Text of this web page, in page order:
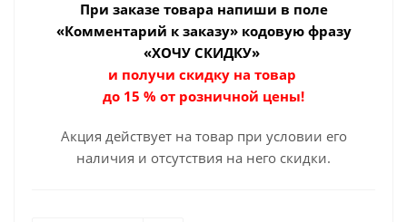
При заказе товара напиши в поле
«Комментарий к заказу» кодовую фразу
«ХОЧУ СКИДКУ»
и получи скидку на товар
до 15 % от розничной цены!
Акция действует на товар при условии его
наличия и отсутствия на него скидки.